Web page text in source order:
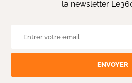
la newsletter
ENVOYER